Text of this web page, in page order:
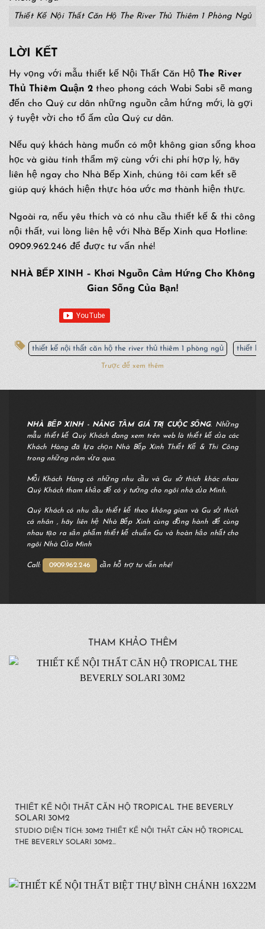
Thiết Kế Nội Thất Căn Hộ The River Thủ Thiêm 1 Phòng Ngủ
LỜI KẾT
Hy vọng với mẫu thiết kế Nội Thất Căn Hộ The River
Thủ Thiêm Quận 2 theo phong cách Wabi Sabi sẽ mang
đến cho Quý cư dân những nguồn cảm hứng mới, là gợi
ý tuyệt vời cho tổ ấm của Quý cư dân.
Nếu quý khách hàng muốn có một không gian sống khoa
học và giàu tính thẩm mỹ cùng với chi phí hợp lý, hãy
liên hệ ngay cho Nhà Bếp Xinh, chúng tôi cam kết sẽ
giúp quý khách hiện thực hóa ước mơ thành hiện thực.
Ngoài ra, nếu yêu thích và có nhu cầu thiết kế & thi công
nội thất, vui lòng liên hệ với Nhà Bếp Xinh qua Hotline:
0909.962.246 để được tư vấn nhé!
NHÀ BẾP XINH – Khơi Nguồn Cảm Hứng Cho Không
Gian Sống Của Bạn!
thiết kế nội thất căn hộ the river thủ thiêm 1 phòng ngủ thiết kế
Trược để xem thêm
NHÀ BẾP XINH - NÂNG TẦM GIÁ TRỊ CUỘC SỐNG. Những
mẫu thiết kế Quý Khách đang xem trên web là thiết kế của các
Khách Hàng đã lựa chọn Nhà Bếp Xinh Thiết Kế & Thi Công
trong những năm vừa qua.
Mỗi Khách Hàng có những nhu cầu và Gu sở thích khác nhau
Quý Khách tham khảo để có ý tưởng cho ngôi nhà của Mình.
Quý Khách có nhu cầu thiết kế theo không gian và Gu sở thích
cá nhân , hãy liên hệ Nhà Bếp Xinh cùng đồng hành để cùng
nhau tạo ra sản phẩm thiết kế chuẩn Gu và hoàn hảo nhất cho
ngôi Nhà Của Mình
Call: 0909.962.246 cần hỗ trợ tư vấn nhé!
THAM KHẢO THÊM
THIẾT KẾ NỘI THẤT CĂN HỘ TROPICAL THE BEVERLY
SOLARI 30M2
STUDIO DIỆN TÍCH: 30M2 THIẾT KẾ NỘI THẤT CĂN HỘ TROPICAL
THE BEVERLY SOLARI 30M2...